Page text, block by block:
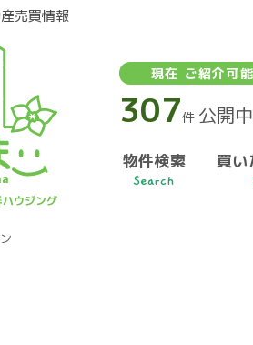
売買情報
ウジング
現在 ご紹介可
307件 公開中
物件検索
Search
買い